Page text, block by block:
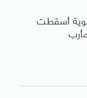
أسقطت